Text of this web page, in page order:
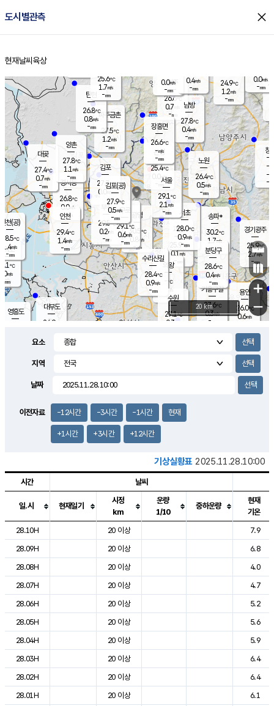
도시별관측 close
홈
현재날씨 육상
의도
℃
m/s
mm
영흥도
양주
26.6℃
0.7
-mm
과천
25.9℃
0.1m/s
- mm
용인
26.0℃
0.6m/s
경기광주
25.9℃
2.7m/s
-mm
0.1m/s
대부도
24.9
경서동
26.8℃
0.0m/s
-mm
파주금촌
27.5℃
1.2m/s
-mm
24.9℃
1.2m/s
-mm
대곶
27.4℃
0.7m/s
-mm
창
-
-m/
-
탄현
26.8℃
0.8m/s
-mm
0.0m/s
-mm
의왕
- ℃
m/s
mm
김포
27.7℃
0.0 m/s
mm
광명
30.5 ℃
0.8 m/s
-mm
부천
29.5℃
0.2m/s
-mm
양촌
27.8℃
1.1 m/s
-mm
구로
29.1℃
0.6m/s
-mm
은평
25.4℃
0.0 m/s
- mm
노원
26.4℃
0.5m/s
-mm
송파*
30.2℃
1.7m/s
-mm
서초
28.0℃
0.9m/s
-mm
남방
27.8℃
0.4m/s
-mm
기흥구갈
27.6℃
0.3m/s
-
수리산길
28.4℃
0.9m/s
-mm
분당구
28.6℃
0.4m/s
-mm
장흥면
26.6℃
-m/s
-mm
0.0m/s
-mm
인천(공)
28.5℃
1.4m/s
-mm
김포(공)
27.9℃
0.5m/s
-mm
수원
27.1℃
0.3 m/s
인천
29.4℃
1.4m/s
-mm
서울
29.1℃
2.1 m/s
-mm
25.6℃
1.7m/s
-mm
0.4m/s
-mm
+
−
20 km
요소
지역
날짜
이전자료 -12시간 -3시간 -1시간 현재
+1시간 +3시간 +12시간
기상실황표 2025.11.28.10:00
도시별 기상실황표로 지점, 날씨, 기온, 강수, 바람, 기압등을 안내한 표입
시간 날씨
일.시 현재일기
시정
km
운량
1/10
중하운량
현재
기온
28.10H
20 이상
7.9
28.09H
20 이상
6.8
28.08H
20 이상
4.0
28.07H
20 이상
4.7
28.06H
20 이상
5.2
28.05H
20 이상
5.6
28.04H
20 이상
5.9
28.03H
20 이상
6.4
28.02H
20 이상
6.4
28.01H
20 이상
6.1